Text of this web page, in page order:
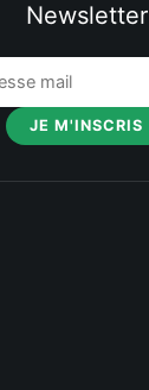
Newsletter
JE M'INSCRIS